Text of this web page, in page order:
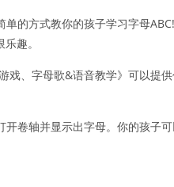
的方式教你的孩子学习字母
趣。
戏、字母歌&语音教学》可以提供
卷轴并显示出字母。你的孩子